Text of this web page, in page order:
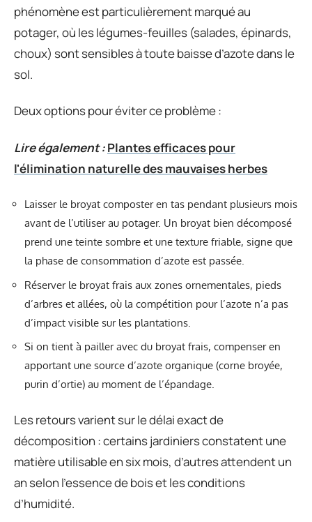
phénomène est particulièrement marqué au
potager, où les légumes-feuilles (salades, épinards,
choux) sont sensibles à toute baisse d’azote dans le
sol.
Deux options pour éviter ce problème :
Lire également :Plantes efficaces pour
l'élimination naturelle des mauvaises herbes
Laisser le broyat composter en tas pendant plusieurs mois
avant de l’utiliser au potager. Un broyat bien décomposé
prend une teinte sombre et une texture friable, signe que
la phase de consommation d’azote est passée.
Réserver le broyat frais aux zones ornementales, pieds
d’arbres et allées, où la compétition pour l’azote n’a pas
d’impact visible sur les plantations.
Si on tient à pailler avec du broyat frais, compenser en
apportant une source d’azote organique (corne broyée,
purin d’ortie) au moment de l’épandage.
Les retours varient sur le délai exact de
décomposition : certains jardiniers constatent une
matière utilisable en six mois, d’autres attendent un
an selon l’essence de bois et les conditions
d’humidité.